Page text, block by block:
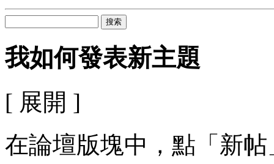
搜索
我如何發表新主題
[ 展開 ]
在論壇版塊中，點「新